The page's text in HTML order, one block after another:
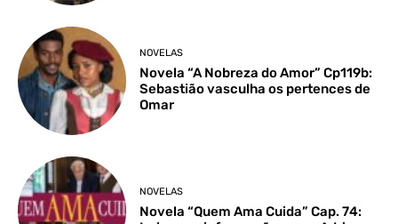
NOVELAS
Novela “A Nobreza do Amor” Cp119b:
Sebastião vasculha os pertences de
Omar
NOVELAS
Novela “Quem Ama Cuida” Cap. 74: